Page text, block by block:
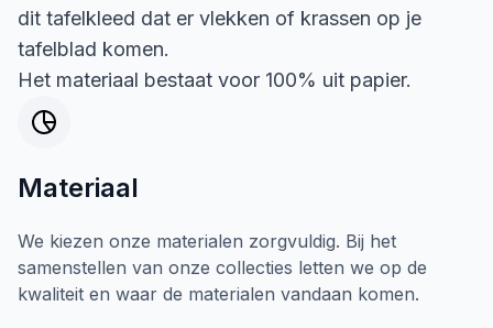
dit tafelkleed dat er vlekken of krassen op je
tafelblad komen.
Het materiaal bestaat voor 100% uit papier.
Materiaal
We kiezen onze materialen zorgvuldig. Bij het
samenstellen van onze collecties letten we op de
kwaliteit en waar de materialen vandaan komen.